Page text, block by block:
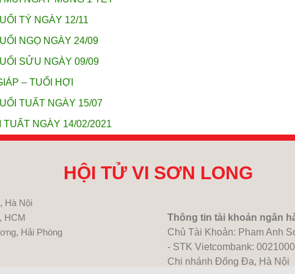
TÝ NGÀY 12/11
NGỌ NGÀY 24/09
SỬU NGÀY 09/09
– TUỔI HỢI
TUẤT NGÀY 15/07
NGÀY 14/02/2021
HỘI TỬ VI SƠN LONG
Hà Nội
HCM
Hải Phòng
Thông tin tài khoản ngân
Chủ Tài Khoản: Pham Anh
- STK Vietcombank:
Chi nhánh Đống Đa, Hà Nội